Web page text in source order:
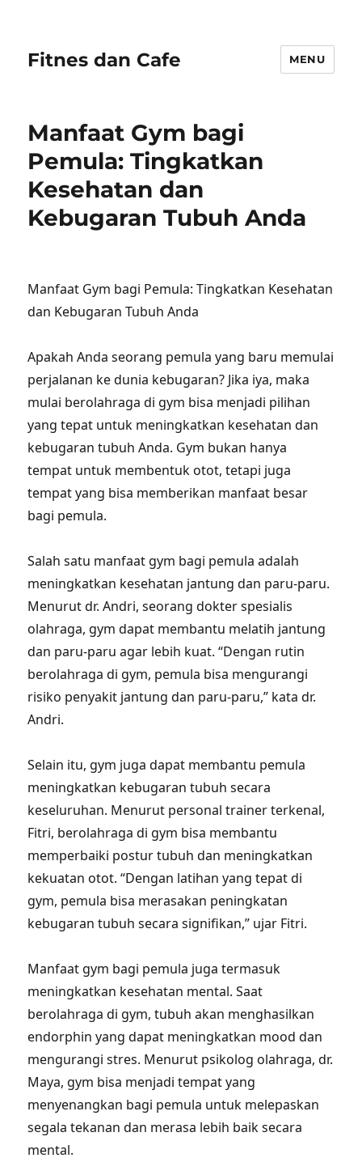
Fitnes dan Cafe MENU
Manfaat Gym bagi
Pemula: Tingkatkan
Kesehatan dan
Kebugaran Tubuh Anda
Manfaat Gym bagi Pemula: Tingkatkan Kesehatan
dan Kebugaran Tubuh Anda
Apakah Anda seorang pemula yang baru memulai
perjalanan ke dunia kebugaran? Jika iya, maka
mulai berolahraga di gym bisa menjadi pilihan
yang tepat untuk meningkatkan kesehatan dan
kebugaran tubuh Anda. Gym bukan hanya
tempat untuk membentuk otot, tetapi juga
tempat yang bisa memberikan manfaat besar
bagi pemula.
Salah satu manfaat gym bagi pemula adalah
meningkatkan kesehatan jantung dan paru-paru.
Menurut dr. Andri, seorang dokter spesialis
olahraga, gym dapat membantu melatih jantung
dan paru-paru agar lebih kuat. “Dengan rutin
berolahraga di gym, pemula bisa mengurangi
risiko penyakit jantung dan paru-paru,” kata dr.
Andri.
Selain itu, gym juga dapat membantu pemula
meningkatkan kebugaran tubuh secara
keseluruhan. Menurut personal trainer terkenal,
Fitri, berolahraga di gym bisa membantu
memperbaiki postur tubuh dan meningkatkan
kekuatan otot. “Dengan latihan yang tepat di
gym, pemula bisa merasakan peningkatan
kebugaran tubuh secara signifikan,” ujar Fitri.
Manfaat gym bagi pemula juga termasuk
meningkatkan kesehatan mental. Saat
berolahraga di gym, tubuh akan menghasilkan
endorphin yang dapat meningkatkan mood dan
mengurangi stres. Menurut psikolog olahraga, dr.
Maya, gym bisa menjadi tempat yang
menyenangkan bagi pemula untuk melepaskan
segala tekanan dan merasa lebih baik secara
mental.